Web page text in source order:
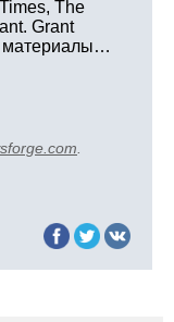
The
Grant
материалы…